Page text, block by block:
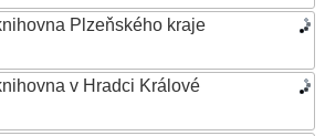
Plzeňského kraje
v Hradci Králové